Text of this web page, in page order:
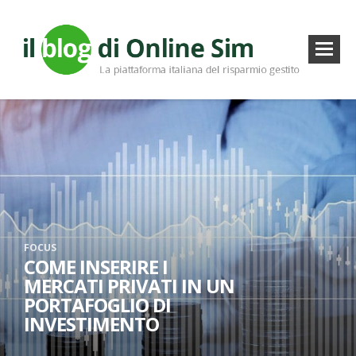
FOCUS
COME INSERIRE I
MERCATI PRIVATI IN UN
PORTAFOGLIO DI
INVESTIMENTO